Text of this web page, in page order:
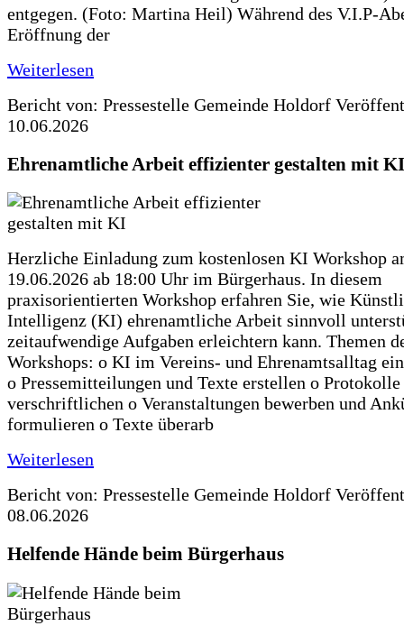
entgegen. (Foto: Martina Heil) Während des V.I.P-
Eröffnung der
Weiterlesen
Bericht von: Pressestelle Gemeinde Holdorf
10.06.2026
Ehrenamtliche Arbeit effizienter gestalten mit KI
Herzliche Einladung zum kostenlosen KI Workshop
19.06.2026 ab 18:00 Uhr im Bürgerhaus. In diesem
praxisorientierten Workshop erfahren Sie, wie
Intelligenz (KI) ehrenamtliche Arbeit sinnvoll
zeitaufwendige Aufgaben erleichtern kann. Themen
Workshops: o KI im Vereins- und Ehrenamtsalltag
o Pressemitteilungen und Texte erstellen o
verschriftlichen o Veranstaltungen bewerben und
formulieren o Texte überarb
Weiterlesen
Bericht von: Pressestelle Gemeinde Holdorf
08.06.2026
Helfende Hände beim Bürgerhaus